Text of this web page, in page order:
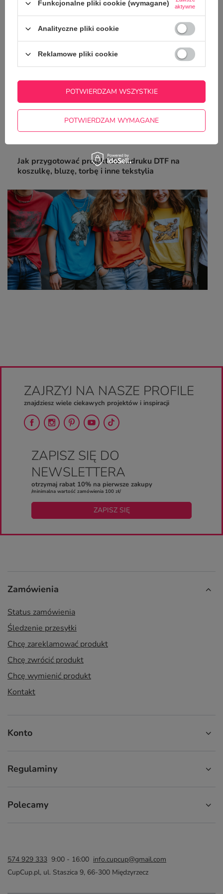
poradnik
Jak przygotować projekt do nadruku DTF na
koszulkę, bluzę, torbę i inne tekstylia
ZAJRZYJ NA NASZE PROFILE
znajdziesz wiele ciekawych projektów i inspiracji
ZAPISZ SIĘ DO
NEWSLETTERA
otrzymaj rabat 10% na pierwsze zakupy
/minimalna wartość zamówienia 100 zł/
ZAPISZ SIĘ
Zamówienia
Status zamówienia
Śledzenie przesyłki
Chcę zareklamować produkt
Chcę zwrócić produkt
Chcę wymienić produkt
Kontakt
Konto
Regulaminy
Polecamy
574 929 333 9:00 - 16:00 info.cupcup@gmail.com
CupCup.pl, ul. Staszica 9, 66-300 Międzyrzecz
Funkcjonalne pliki cookie (wymagane)
aktywne
Analityczne pliki cookie
Reklamowe pliki cookie
POTWIERDZAM WYMAGANE
POTWIERDZAM WSZYSTKIE